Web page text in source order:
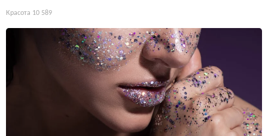
Красота 10 589